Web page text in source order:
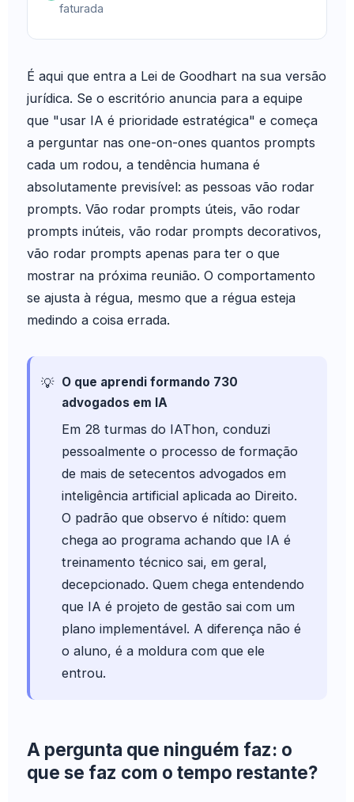
faturada
É aqui que entra a Lei de Goodhart na sua versão
jurídica. Se o escritório anuncia para a equipe
que "usar IA é prioridade estratégica" e começa
a perguntar nas one-on-ones quantos prompts
cada um rodou, a tendência humana é
absolutamente previsível: as pessoas vão rodar
prompts. Vão rodar prompts úteis, vão rodar
prompts inúteis, vão rodar prompts decorativos,
vão rodar prompts apenas para ter o que
mostrar na próxima reunião. O comportamento
se ajusta à régua, mesmo que a régua esteja
medindo a coisa errada.
O que aprendi formando 730
advogados em IA
Em 28 turmas do IAThon, conduzi
pessoalmente o processo de formação
de mais de setecentos advogados em
inteligência artificial aplicada ao Direito.
O padrão que observo é nítido: quem
chega ao programa achando que IA é
treinamento técnico sai, em geral,
decepcionado. Quem chega entendendo
que IA é projeto de gestão sai com um
plano implementável. A diferença não é
o aluno, é a moldura com que ele
entrou.
A pergunta que ninguém faz: o
que se faz com o tempo restante?